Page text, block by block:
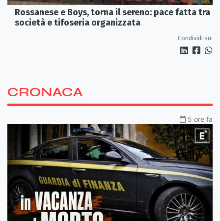
Rossanese e Boys, torna il sereno: pace fatta tra
società e tifoseria organizzata
Condividi su:
CRONACA
5 ore fa